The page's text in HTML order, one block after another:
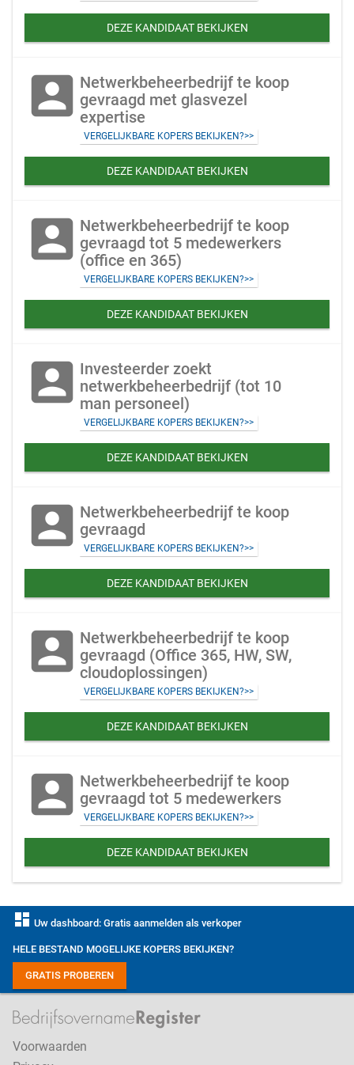
DEZE KANDIDAAT BEKIJKEN
account_box Netwerkbeheerbedrijf te koop
gevraagd met glasvezel
expertise
VERGELIJKBARE KOPERS BEKIJKEN?>>
DEZE KANDIDAAT BEKIJKEN
account_box Netwerkbeheerbedrijf te koop
gevraagd tot 5 medewerkers
(office en 365)
VERGELIJKBARE KOPERS BEKIJKEN?>>
DEZE KANDIDAAT BEKIJKEN
account_box Investeerder zoekt
netwerkbeheerbedrijf (tot 10
man personeel)
VERGELIJKBARE KOPERS BEKIJKEN?>>
DEZE KANDIDAAT BEKIJKEN
account_box Netwerkbeheerbedrijf te koop
gevraagd
VERGELIJKBARE KOPERS BEKIJKEN?>>
DEZE KANDIDAAT BEKIJKEN
account_box Netwerkbeheerbedrijf te koop
gevraagd (Office 365, HW, SW,
cloudoplossingen)
VERGELIJKBARE KOPERS BEKIJKEN?>>
DEZE KANDIDAAT BEKIJKEN
account_box Netwerkbeheerbedrijf te koop
gevraagd tot 5 medewerkers
VERGELIJKBARE KOPERS BEKIJKEN?>>
DEZE KANDIDAAT BEKIJKEN
dashboard Uw dashboard: Gratis aanmelden als verkoper
HELE BESTAND MOGELIJKE KOPERS BEKIJKEN?
GRATIS PROBEREN
Voorwaarden